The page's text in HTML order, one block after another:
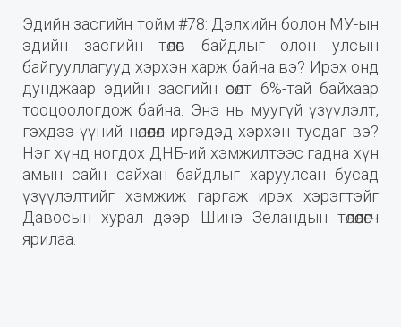
Эдийн засгийн тойм #78: Дэлхийн болон МУ-ын
эдийн засгийн төлөв байдлыг олон улсын
байгууллагууд хэрхэн харж байна вэ? Ирэх онд
дунджаар эдийн засгийн өсөлт 6%-тай байхаар
тооцоологдож байна. Энэ нь муугүй үзүүлэлт,
гэхдээ үүний нөлөөлөл иргэдэд хэрхэн тусдаг вэ?
Нэг хүнд ногдох ДНБ-ий хэмжилтээс гадна хүн
амын сайн сайхан байдлыг харуулсан бусад
үзүүлэлтийг хэмжиж гаргаж ирэх хэрэгтэйг
Давосын хурал дээр Шинэ Зеландын төлөөлөгч
ярилаа.